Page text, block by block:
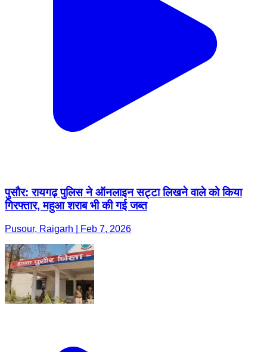
पुसौर: रायगढ़ पुलिस ने ऑनलाइन सट्टा लिखने वाले को किया
गिरफ्तार, महुआ शराब भी की गई जब्त
Pusour, Raigarh | Feb 7, 2026